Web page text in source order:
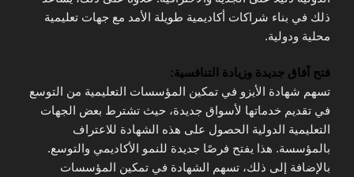
ذلك في بناء شراكات أكاديمية طويلة الأمد مع جهات تعليمية
محلية ودولية.
فتح آفاق جديدة وزيادة التنافسية:
تسهم شهادة الأيزو في تمكين المؤسسات التعليمية من التوسع
في تقديم خدماتها لأسواق جديدة، حيث تشترط بعض الجهات
التعليمية الدولية الحصول على هذه الشهادة للاعتراف
بالمؤسسة. هذا يفتح فرصًا جديدة للنمو الأكاديمي والتوسع.
بالإضافة إلى ذلك، تسهم الشهادة في تمكين المؤسسات